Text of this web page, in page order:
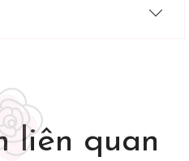
liên quan